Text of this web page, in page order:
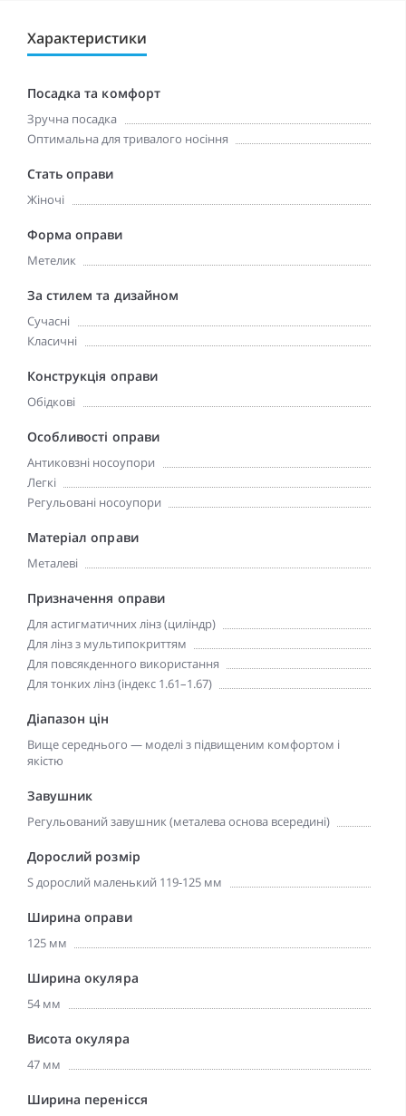
Характеристики
Посадка та комфорт
Зручна посадка
Оптимальна для тривалого носіння
Стать оправи
Жіночі
Форма оправи
Метелик
За стилем та дизайном
Сучасні
Класичні
Конструкція оправи
Обідкові
Особливості оправи
Антиковзні носоупори
Легкі
Регульовані носоупори
Матеріал оправи
Металеві
Призначення оправи
Для астигматичних лінз (циліндр)
Для лінз з мультипокриттям
Для повсякденного використання
Для тонких лінз (індекс 1.61–1.67)
Діапазон цін
Вище середнього — моделі з підвищеним комфортом і
якістю
Завушник
Регульований завушник (металева основа всередині)
Дорослий розмір
S дорослий маленький 119-125 мм
Ширина оправи
125 мм
Ширина окуляра
54 мм
Висота окуляра
47 мм
Ширина перенісся